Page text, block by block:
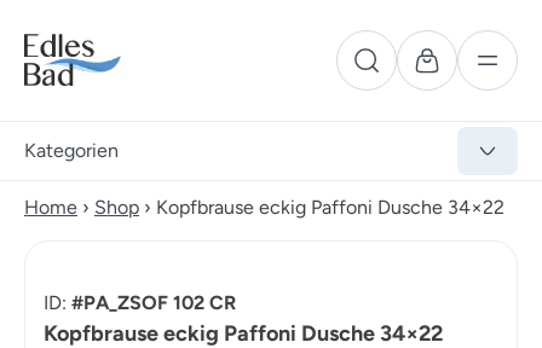
Kategorien
Home › Shop › Kopfbrause eckig Paffoni Dusche 34×22
ID: #PA_ZSOF 102 CR
Kopfbrause eckig Paffoni Dusche 34×22